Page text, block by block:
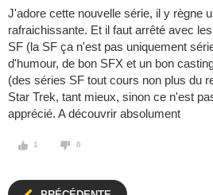
J'adore cette nouvelle série, il y règne
rafraichissante. Et il faut arrêté avec
SF (la SF ça n'est pas uniquement
d'humour, de bon SFX et un bon
(des séries SF tout cours non plus du
Star Trek, tant mieux, sinon ce n'est
apprécié. A découvrir absolument
1 0